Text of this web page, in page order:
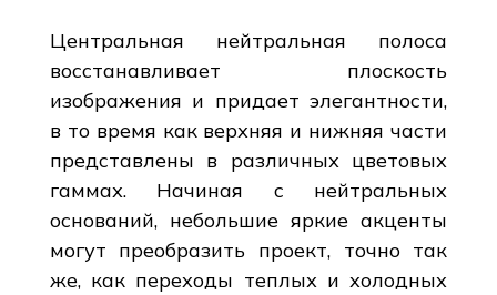
Центральная нейтральная полоса
восстанавливает плоскость
изображения и придает элегантности,
в то время как верхняя и нижняя части
представлены в различных цветовых
гаммах. Начиная с нейтральных
оснований, небольшие яркие акценты
могут преобразить проект, точно так
же, как переходы теплых и холодных